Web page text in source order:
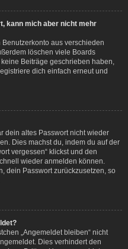
kann mich aber nicht mehr
aus verschieden
löschen viele Boards
Beiträge geschrieben haben,
dich einfach erneut und
dein altes Passwort nicht wieder
Dies machst du, indem du auf der
vergessen“ klickst und den
wieder anmelden können.
dein Passwort zurückzusetzen, so
„Angemeldet bleiben“ nicht
Dies verhindert den